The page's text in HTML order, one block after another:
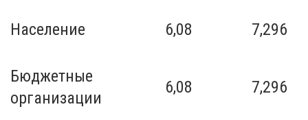
Население 6,08 7,296
Бюджетные
организации
6,08 7,296